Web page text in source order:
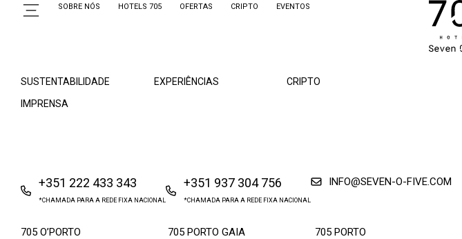
SOBRE NÓS HOTELS 705 OFERTAS CRIPTO EVENTOS
SUSTENTABILIDADE
EXPERIÊNCIAS
CRIPTO
IMPRENSA
+351 222 433 343
*CHAMADA PARA A REDE FIXA NACIONAL
+351 937 304 756
*CHAMADA PARA A REDE FIXA NACIONAL
INFO@SEVEN-O-FIVE.COM
705 O’PORTO
705 PORTO GAIA
705 PORTO